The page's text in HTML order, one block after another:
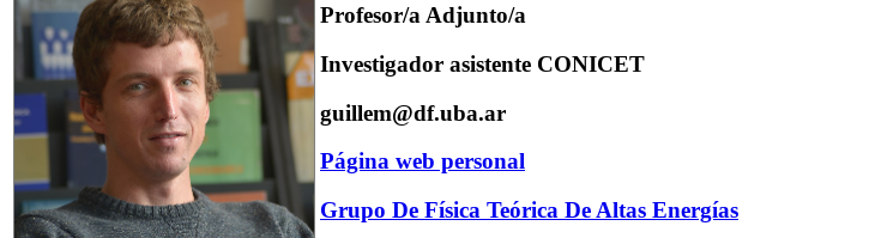
Profesor/a Adjunto/a
Investigador asistente CONICET
guillem@df.uba.ar
Página web personal
Grupo De Física Teórica De Altas Energías